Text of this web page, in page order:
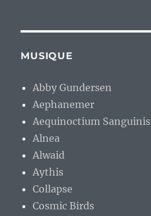
MUSIQUE
Abby Gundersen
Aephanemer
Aequinoctium Sanguinis
Alnea
Alwaid
Aythis
Collapse
Cosmic Birds